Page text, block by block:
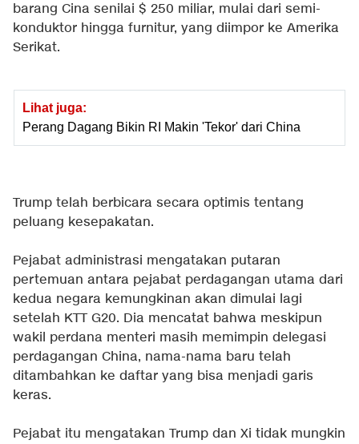
barang Cina senilai $ 250 miliar, mulai dari semi-
konduktor hingga furnitur, yang diimpor ke Amerika
Serikat.
Lihat juga:
Perang Dagang Bikin RI Makin 'Tekor' dari China
Trump telah berbicara secara optimis tentang
peluang kesepakatan.
Pejabat administrasi mengatakan putaran
pertemuan antara pejabat perdagangan utama dari
kedua negara kemungkinan akan dimulai lagi
setelah KTT G20. Dia mencatat bahwa meskipun
wakil perdana menteri masih memimpin delegasi
perdagangan China, nama-nama baru telah
ditambahkan ke daftar yang bisa menjadi garis
keras.
Pejabat itu mengatakan Trump dan Xi tidak mungkin